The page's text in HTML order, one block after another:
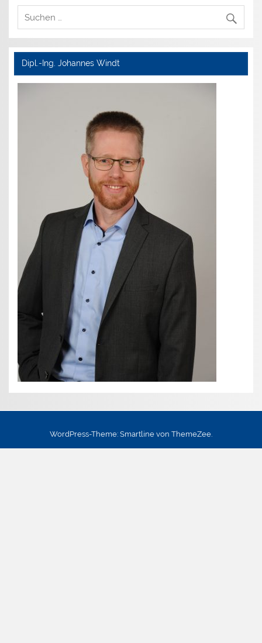
Dipl.-Ing. Johannes Windt
WordPress-Theme: Smartline von ThemeZee.